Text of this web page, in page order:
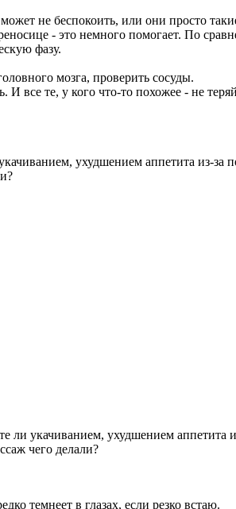
не беспокоить, или они просто
- это немного помогает. По
фазу.
мозга, проверить сосуды.
И все те, у кого что-то похожее - не
ухудшением аппетита из-
ли укачиванием, ухудшением
чего делали?
темнеет в глазах, если резко встаю.